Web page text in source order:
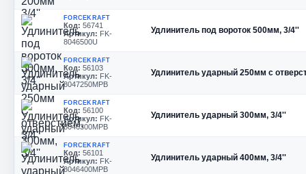
FORCEKRAFT
Код: 56741
Артикул: FK-
8046500U
Удлинитель под вороток 500мм, 3/4''
FORCEKRAFT
Код: 56103
Артикул: FK-
8047250MPB
Удлинитель ударный 250мм с
FORCEKRAFT
Код: 56100
Артикул: FK-
8046300MPB
Удлинитель ударный 300мм, 3/4''
FORCEKRAFT
Код: 56101
Артикул: FK-
8046400MPB
Удлинитель ударный 400мм, 3/4''